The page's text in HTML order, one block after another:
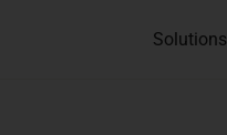
Solutions